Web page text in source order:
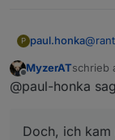
P paul.honka@
auch
Offline
MyzerATschrieb
zuletzt
@paul-honka
Doch, ich